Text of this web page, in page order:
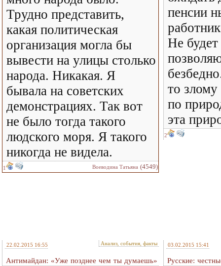
Трудно представить,
какая политическая
организация могла бы
вывести на улицы столько
народа. Никакая. Я
бывала на советских
демонстрациях. Так вот
не было тогда такого
людского моря. Я такого
никогда не видела.
1 Воеводина Татьяна (4549)
пенсии
Не
то
по
эта
2
22.02.2015 16:55 Анализ, события, факты
Антимайдан: «Уже позднее чем ты думаешь»
03.02.2015 15:41
Русские: